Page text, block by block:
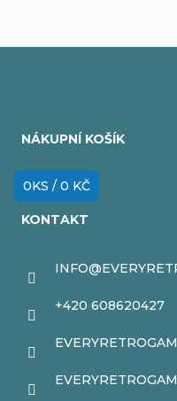
NÁKUPNÍ KOŠÍK
0KS / 0 KČ
KONTAKT
INFO@
+420 608620427